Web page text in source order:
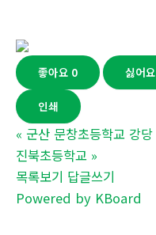
좋아요 0 싫어요
인쇄
« 군산 문창초등학교 강당
진북초등학교 »
목록보기 답글쓰기
Powered by KBoard